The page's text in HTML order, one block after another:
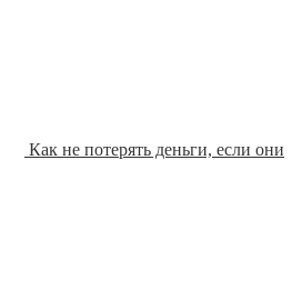
Как не потерять деньги, если они